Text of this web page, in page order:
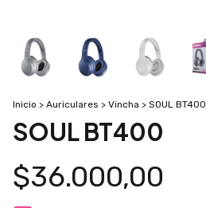
Inicio > Auriculares > Vincha > SOUL BT400
SOUL BT400
$36.000,00